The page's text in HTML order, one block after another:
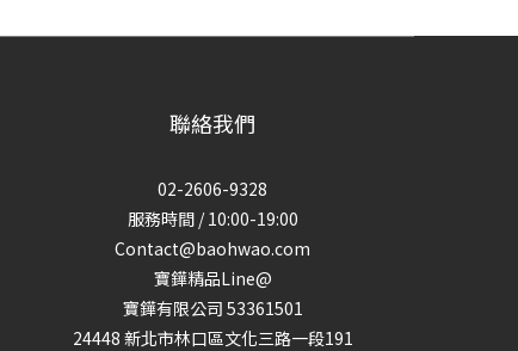
聯絡我們
02-2606-9328
服務時間 / 10:00-19:00
Contact@baohwao.com
寶鏵精品Line@
寶鏵有限公司 53361501
24448 新北市林口區文化三路一段191